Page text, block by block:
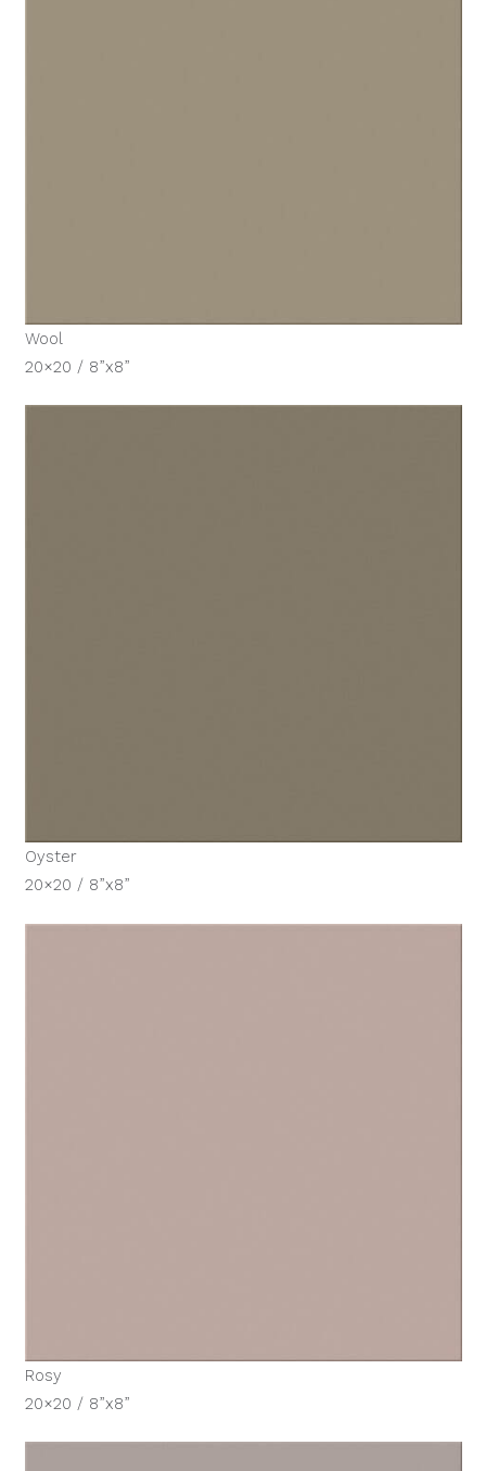
Wool
20×20 / 8”x8”
Oyster
20×20 / 8”x8”
Rosy
20×20 / 8”x8”